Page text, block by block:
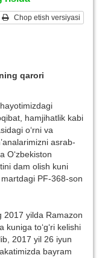
Chop etish versiyasi
qarori
hamjihatlik kabi
o‘rni va
asrab-
O‘zbekiston
dam olish kuni
martdagi PF-368-son
2017 yilda Ramazon
to‘g‘ri kelishi
2017 yil 26 iyun
bayram